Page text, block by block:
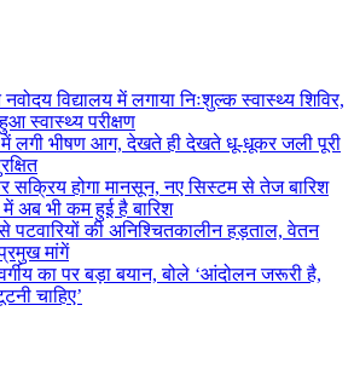
विद्यालय में लगाया निःशुल्क स्वास्थ्य शिविर,
हुआ स्वास्थ्य परीक्षण
लगी भीषण आग, देखते ही देखते धू-धूकर जली पूरी
सक्रिय होगा मानसून, नए सिस्टम से तेज बारिश
अब भी कम हुई है बारिश
की अनिश्चितकालीन हड़ताल, वेतन
मांगें
का पर बड़ा बयान, बोले ‘आंदोलन जरूरी है,
चाहिए’